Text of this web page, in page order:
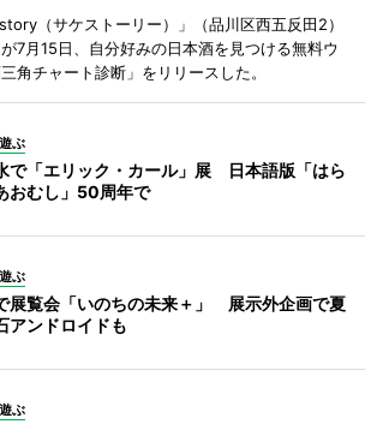
（サケストーリー）」（品川区西五反田2）
7月15日、自分好みの日本酒を見つける無料ウ
角チャート診断」をリリースした。
ぶ
で「エリック・カール」展 日本語版「はら
おむし」50周年で
ぶ
展覧会「いのちの未来＋」 展示外企画で夏
アンドロイドも
ぶ